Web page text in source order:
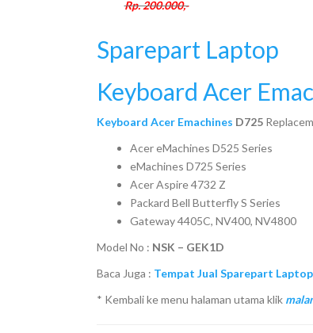
Rp. 200.000,-
Sparepart Laptop
Keyboard Acer
Keyboard Acer Emachines D725
Acer eMachines D525 Series
eMachines D725 Series
Acer Aspire 4732 Z
Packard Bell Butterfly S Series
Gateway 4405C, NV400, NV4800
Model No : NSK – GEK1D
Baca Juga : Tempat Jual Sparepart
* Kembali ke menu halaman utama klik